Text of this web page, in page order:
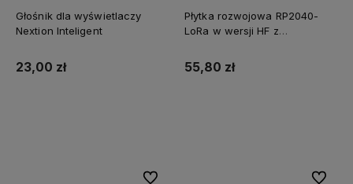
Głośnik dla wyświetlaczy
Nextion Inteligent
23,00 zł
Płytka rozwojowa RP2040-
LoRa w wersji HF z
55,80 zł
Do ulubionych Do